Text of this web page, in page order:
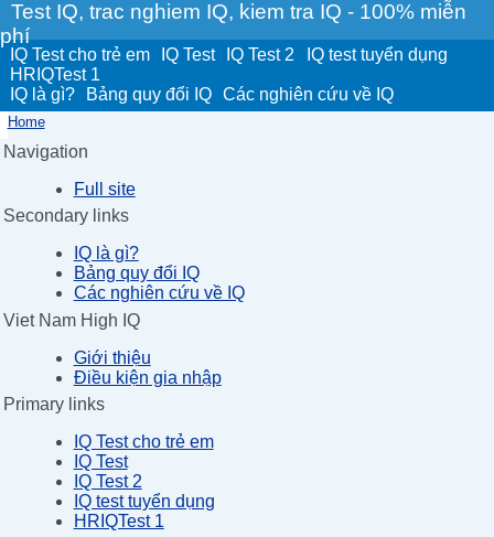
Test IQ, trac nghiem IQ, kiem tra IQ - 100% miễn
phí
IQ Test cho trẻ em IQ Test IQ Test 2
IQ test tuyển dụng
HRIQTest 1
IQ là gì?
Bảng quy đổi IQ Các nghiên cứu về IQ
Home
Navigation
Full site
Secondary links
IQ là gì?
Bảng quy đổi IQ
Các nghiên cứu về IQ
Viet Nam High IQ
Giới thiệu
Điều kiện gia nhập
Primary links
IQ Test cho trẻ em
IQ Test
IQ Test 2
IQ test tuyển dụng
HRIQTest 1